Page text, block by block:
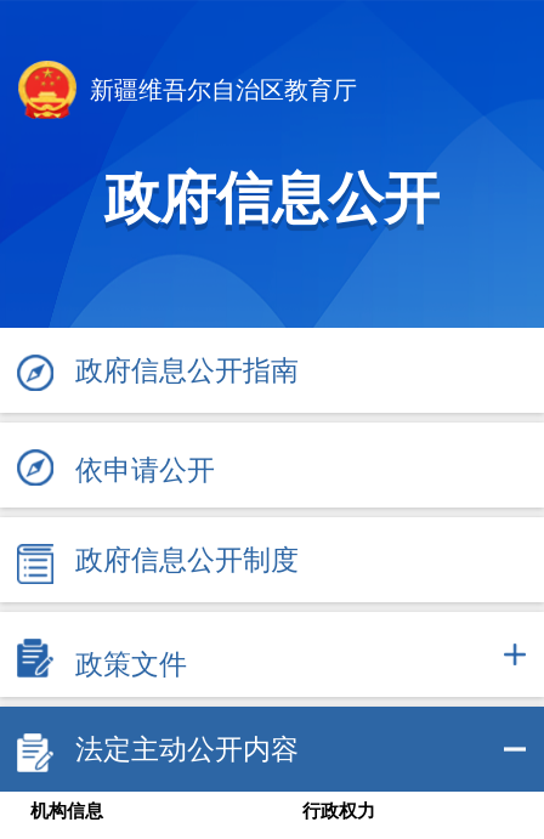
新疆维吾尔自治区教育厅
政府信息公开
政府信息公开指南
依申请公开
政府信息公开制度
政策文件
法定主动公开内容
机构信息
行政权力